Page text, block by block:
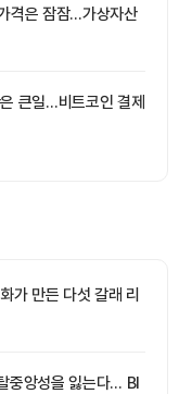
격은 잠잠…가상자산
큰일…비트코인 결제
가 만든 다섯 갈래 리
중앙성을 잃는다… BI